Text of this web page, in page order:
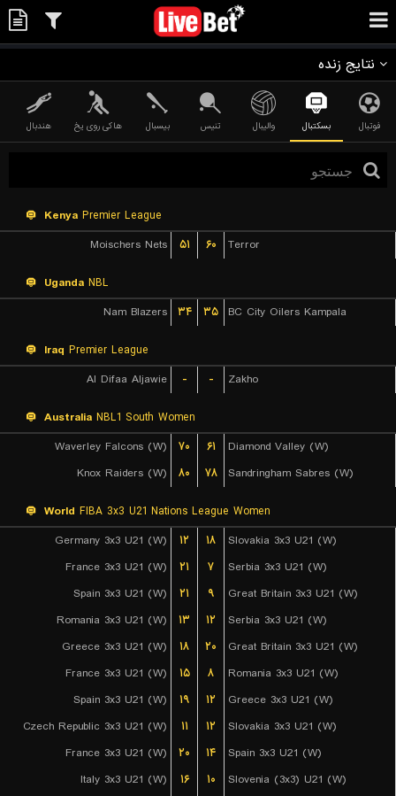
نتایج زنده
فوتبال بسکتبال والیبال تنیس بیسبال هاکی روی یخ هندبال
Kenya Premier League
Moischers Nets
۵۱ ۶۰ Terror
Uganda NBL
Nam Blazers
۳۴ ۳۵ BC City Oilers Kampala
Iraq Premier League
Al Difaa Aljawie
- - Zakho
Australia NBL1 South Women
Waverley Falcons (W)
۷۰ ۶۱
Diamond Valley (W)
Knox Raiders (W)
۸۰ ۷۸ Sandringham Sabres (W)
World FIBA 3x3 U21 Nations League Women
Germany 3x3 U21 (W)
۱۲ ۱۸
Slovakia 3x3 U21 (W)
France 3x3 U21 (W)
۲۱ ۷
Serbia 3x3 U21 (W)
Spain 3x3 U21 (W)
۲۱ ۹
Great Britain 3x3 U21 (W)
Romania 3x3 U21 (W)
۱۳ ۱۲
Serbia 3x3 U21 (W)
Greece 3x3 U21 (W)
۱۸ ۲۰
Great Britain 3x3 U21 (W)
France 3x3 U21 (W)
۱۵ ۸
Romania 3x3 U21 (W)
Spain 3x3 U21 (W)
۱۹ ۱۲
Greece 3x3 U21 (W)
Czech Republic 3x3 U21 (W)
۱۱ ۱۲
Slovakia 3x3 U21 (W)
France 3x3 U21 (W)
۲۰ ۱۴
Spain 3x3 U21 (W)
Italy 3x3 U21 (W)
۱۶ ۱۰
Slovenia (3x3) U21 (W)